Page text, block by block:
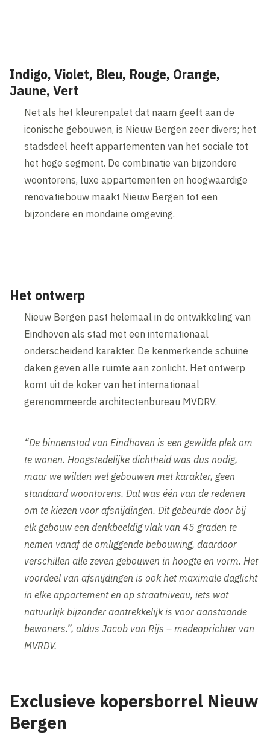
Indigo, Violet, Bleu, Rouge, Orange,
Jaune, Vert
Net als het kleurenpalet dat naam geeft aan de
iconische gebouwen, is Nieuw Bergen zeer divers; het
stadsdeel heeft appartementen van het sociale tot
het hoge segment. De combinatie van bijzondere
woontorens, luxe appartementen en hoogwaardige
renovatiebouw maakt Nieuw Bergen tot een
bijzondere en mondaine omgeving.
Het ontwerp
Nieuw Bergen past helemaal in de ontwikkeling van
Eindhoven als stad met een internationaal
onderscheidend karakter. De kenmerkende schuine
daken geven alle ruimte aan zonlicht. Het ontwerp
komt uit de koker van het internationaal
gerenommeerde architectenbureau MVDRV.
“De binnenstad van Eindhoven is een gewilde plek om
te wonen. Hoogstedelijke dichtheid was dus nodig,
maar we wilden wel gebouwen met karakter, geen
standaard woontorens. Dat was één van de redenen
om te kiezen voor afsnijdingen. Dit gebeurde door bij
elk gebouw een denkbeeldig vlak van 45 graden te
nemen vanaf de omliggende bebouwing, daardoor
verschillen alle zeven gebouwen in hoogte en vorm. Het
voordeel van afsnijdingen is ook het maximale daglicht
in elke appartement en op straatniveau, iets wat
natuurlijk bijzonder aantrekkelijk is voor aanstaande
bewoners.”, aldus Jacob van Rijs – medeoprichter van
MVRDV.
Exclusieve kopersborrel Nieuw
Bergen